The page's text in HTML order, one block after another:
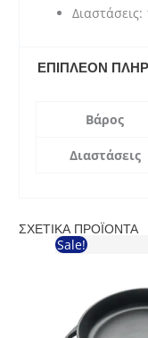
Διαστάσεις:
ΕΠΙΠΛΈΟΝ
Βάρος
Διαστάσεις
ΣΧΕΤΙΚΆ ΠΡΟΪΌΝΤΑ
Sale!